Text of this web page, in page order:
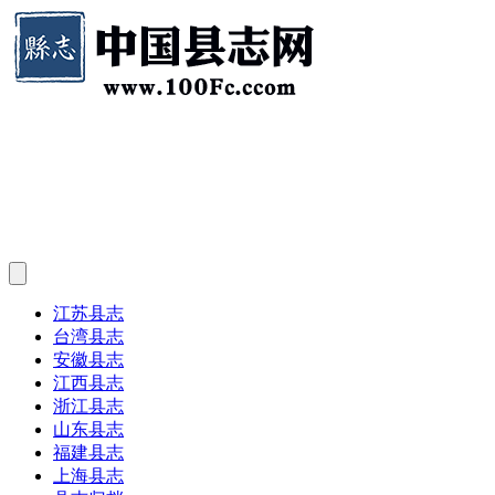
江苏县志
台湾县志
安徽县志
江西县志
浙江县志
山东县志
福建县志
上海县志